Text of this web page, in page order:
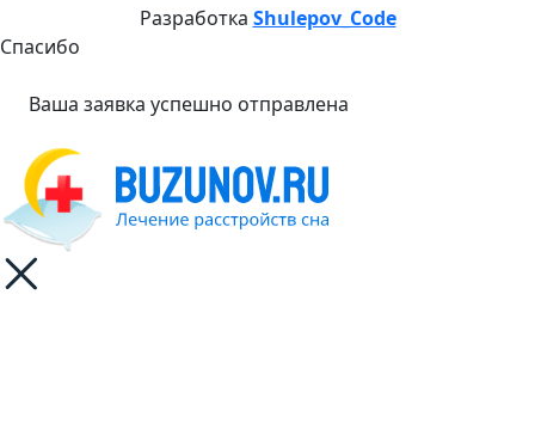
Разработка Shulepov_Code
Спасибо
Ваша заявка успешно отправлена